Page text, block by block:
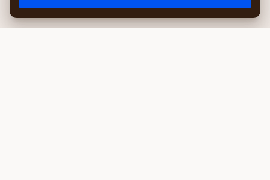
Læs vilkår og produktinfo
Om os
Genveje